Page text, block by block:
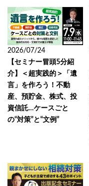
2026/07/24
【セミナー冒頭5分紹
介】＜超実践的＞「遺
言」を作ろう！不動
産、預貯金、株式、投
資信託…ケースごと
の“対策”と“文例”